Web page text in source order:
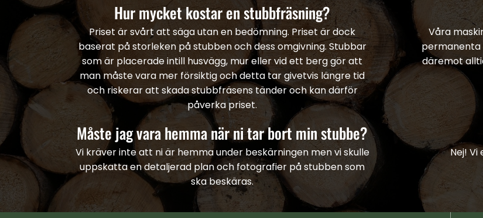
Hur mycket kostar en stubbfräsning?
Priset är svårt att säga utan en bedömning. Priset är dock
baserat på storleken på stubben och dess omgivning. Stubbar
som är placerade intill husvägg, mur eller vid ett berg gör att
man måste vara mer försiktig och detta tar givetvis längre tid
och riskerar att skada stubbfräsens tänder och kan därför
påverka priset.
Våra
permanenta
däremot
Måste jag vara hemma när ni tar bort min stubbe?
Vi kräver inte att ni är hemma under beskärningen men vi skulle
uppskatta en detaljerad plan och fotografier på stubben som
ska beskäras.
Nej!